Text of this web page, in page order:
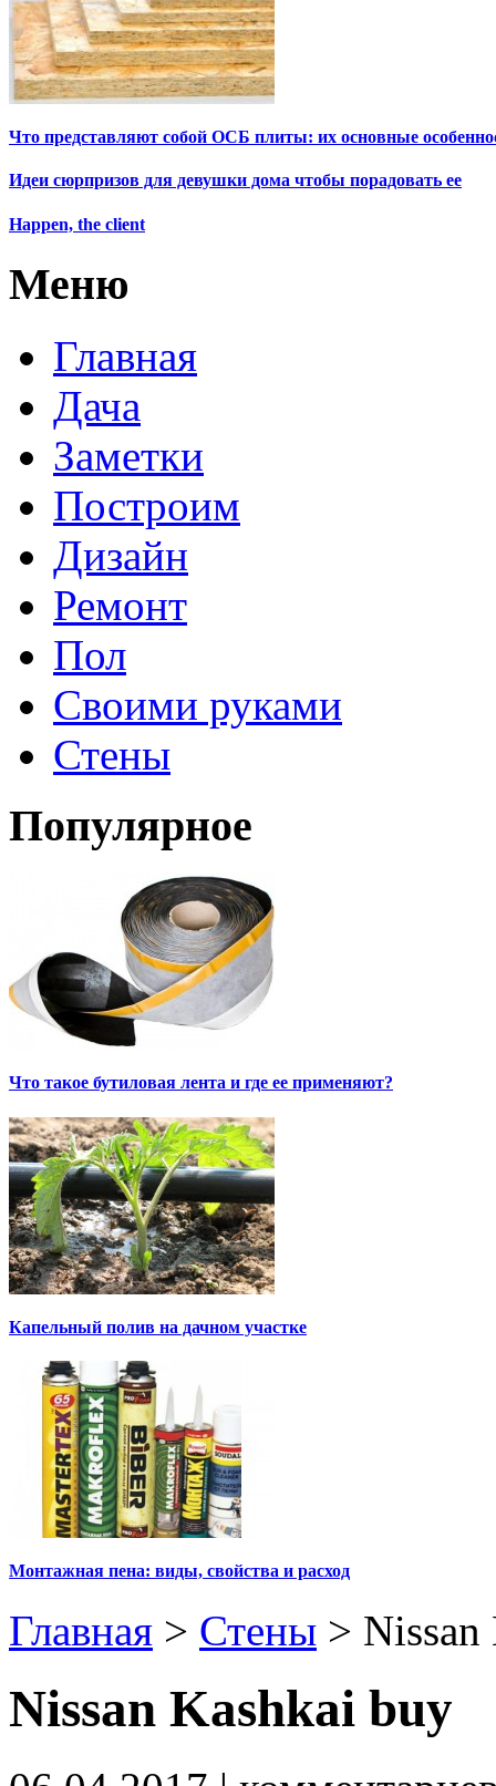
Что представляют собой ОСБ плиты: их основные
Идеи сюрпризов для девушки дома чтобы порадовать ее
Happen, the client
Меню
Главная
Дача
Заметки
Построим
Дизайн
Ремонт
Пол
Своими руками
Стены
Популярное
Что такое бутиловая лента и где ее применяют?
Капельный полив на дачном участке
Монтажная пена: виды, свойства и расход
Главная > Стены >
Nissan Kashkai buy